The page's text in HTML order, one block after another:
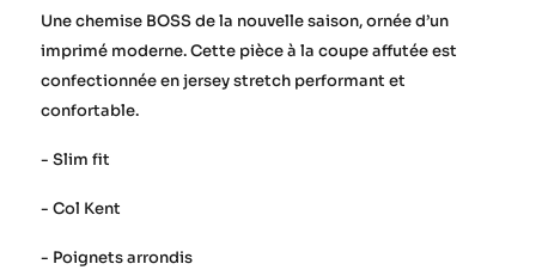
Une chemise BOSS de la nouvelle saison, ornée d’un
imprimé moderne. Cette pièce à la coupe affutée est
confectionnée en jersey stretch performant et
confortable.
- Slim fit
- Col Kent
- Poignets arrondis